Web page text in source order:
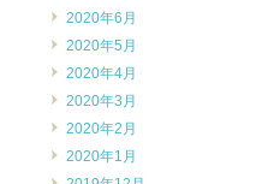
2020年6月
2020年5月
2020年4月
2020年3月
2020年2月
2020年1月